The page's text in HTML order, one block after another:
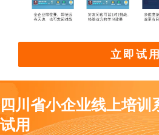
立即试用
四川省小企业线上培训
试用